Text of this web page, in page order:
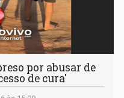
por abusar de
de cura'